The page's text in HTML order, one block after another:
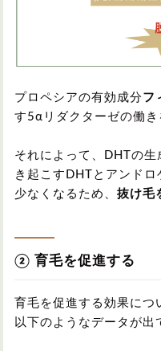
プロペシアの有効成分フ
す5αリダクターゼの働き
それによって、DHTの生
き起こすDHTとアンド
少なくなるため、 抜け毛
② 育毛を促進する
育毛を促進する効果につ
以下のようなデータが出